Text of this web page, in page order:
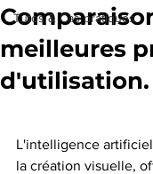
Tutos & Cas pratiques
meilleures
d'utilisation.
L'intelligence
la création visuelle,